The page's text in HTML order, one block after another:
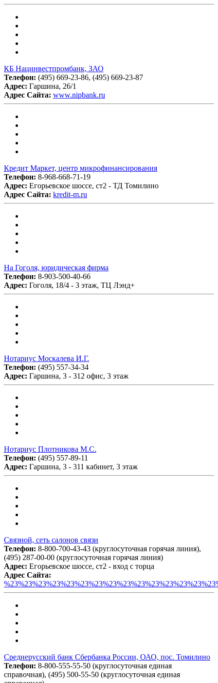
КБ Нацинвестпромбанк, ЗАО
Телефон: (495) 669-23-86, (495) 669-23-87
Адрес: Гаршина, 26/1
Адрес Сайта: www.nipbank.ru
Кредит Маркет, центр микрофинансирования
Телефон: 8-968-668-71-19
Адрес: Егорьевское шоссе, ст2 - ТД Томилино
Адрес Сайта: kredit-m.ru
На Гоголя, юридическая фирма
Телефон: 8-903-500-40-66
Адрес: Гоголя, 18/4 - 3 этаж, ТЦ Лэнд+
Нотариус Москалева И.Г.
Телефон: (495) 557-34-34
Адрес: Гаршина, 3 - 312 офис, 3 этаж
Нотариус Плотникова М.С.
Телефон: (495) 557-89-11
Адрес: Гаршина, 3 - 311 кабинет, 3 этаж
Связной, сеть салонов связи
Телефон: 8-800-700-43-43 (круглосуточная горячая линия),
(495) 287-00-00 (круглосуточная горячая линия)
Адрес: Егорьевское шоссе, ст2 - вход с торца
Адрес Сайта:
Среднерусский банк Сбербанка России, ОАО, пос. Томилино
Телефон: 8-800-555-55-50 (круглосуточная единая
справочная), (495) 500-55-50 (круглосуточная единая